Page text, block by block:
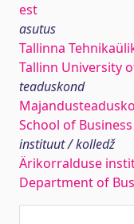
est
asutus
Tallinna
Tallinn University
teaduskond
School of
instituut / kolledž
Ärikorralduse
Department of